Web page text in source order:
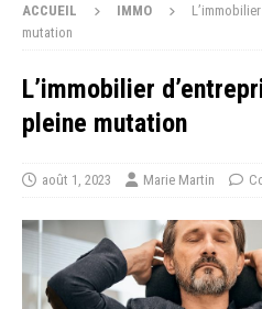
ACCUEIL IMMO
mutation
L’immobilier
pleine mutation
août 1, 2023 Marie Martin